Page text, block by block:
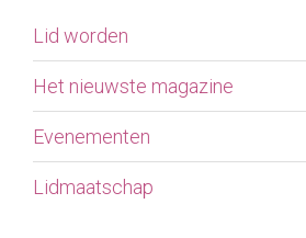
Lid worden
Het nieuwste magazine
Evenementen
Lidmaatschap